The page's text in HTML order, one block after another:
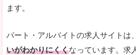
求人を含んだページ
ファーマキャリア
ます。
パート・アルバイトの求人サイトは
いがわかりにくくなっています。求